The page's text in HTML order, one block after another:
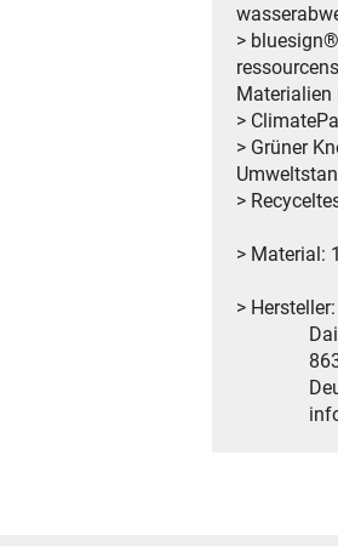
>
Materialien
>
> Grüner
>
> Material:
>
86368